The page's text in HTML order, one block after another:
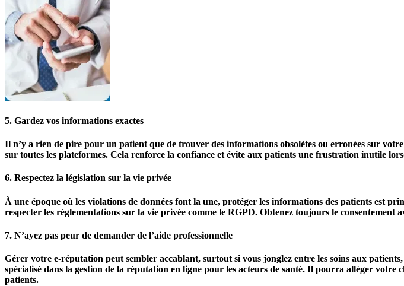
5. Gardez vos informations exactes
Il n’y a rien de pire pour un patient que de trouver des informations obsolètes ou erronées sur
sur toutes les plateformes. Cela renforce la confiance et évite aux patients une frustration inutile
6. Respectez la législation sur la vie privée
À une époque où les violations de données font la une, protéger les informations des patients est
respecter les réglementations sur la vie privée comme le RGPD. Obtenez toujours le
7. N’ayez pas peur de demander de l’aide professionnelle
Gérer votre e-réputation peut sembler accablant, surtout si vous jonglez entre les soins aux
spécialisé dans la gestion de la réputation en ligne pour les acteurs de santé. Il pourra alléger
patients.